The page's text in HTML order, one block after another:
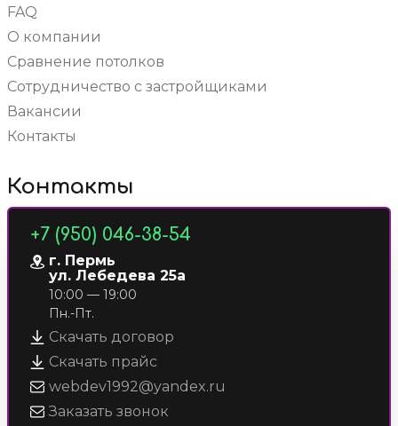
FAQ
О компании
Сравнение потолков
Сотрудничество с застройщиками
Вакансии
Контакты
Контакты
+7 (950) 046-38-54
г. Пермь
ул. Лебедева 25а
10:00 — 19:00
Пн.-Пт.
Скачать договор
Скачать прайс
webdev1992@yandex.ru
Заказать звонок